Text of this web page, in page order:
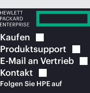
Kaufen
Produktsupport
E-Mail an Vertrieb
Kontakt
Folgen Sie HPE auf